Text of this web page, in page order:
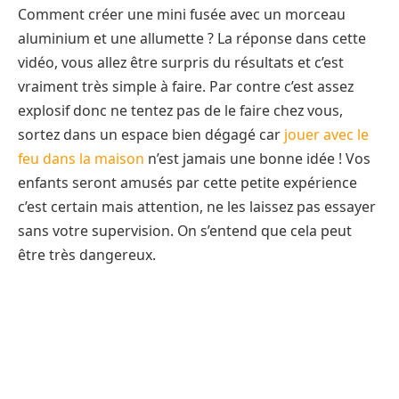
Comment créer une mini fusée avec un morceau
aluminium et une allumette ? La réponse dans cette
vidéo, vous allez être surpris du résultats et c’est
vraiment très simple à faire. Par contre c’est assez
explosif donc ne tentez pas de le faire chez vous,
sortez dans un espace bien dégagé car jouer avec le
feu dans la maison n’est jamais une bonne idée ! Vos
enfants seront amusés par cette petite expérience
c’est certain mais attention, ne les laissez pas essayer
sans votre supervision. On s’entend que cela peut
être très dangereux.